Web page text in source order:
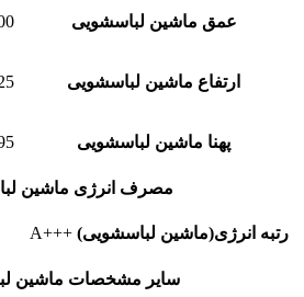
عمق ماشین لباسشویی 600
ارتفاع ماشین لباسشویی 825
پهنا ماشین لباسشویی 595
مصرف انرژی ماشین
رتبه انرژی(ماشین لباسشویی) +++A
سایر مشخصات ماشین